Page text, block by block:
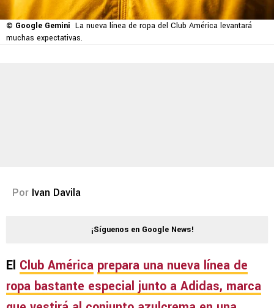
© Google Gemini La nueva línea de ropa del Club América levantará
muchas expectativas.
Por Ivan Davila
¡Síguenos en Google News!
El Club América prepara una nueva línea de
ropa bastante especial junto a Adidas, marca